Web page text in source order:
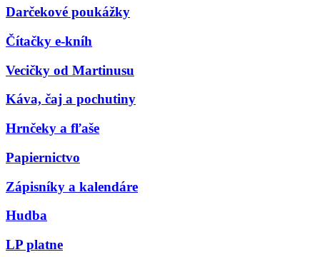
Darčekové poukážky
Čítačky e-kníh
Vecičky od Martinusu
Káva, čaj a pochutiny
Hrnčeky a fľaše
Papiernictvo
Zápisníky a kalendáre
Hudba
LP platne